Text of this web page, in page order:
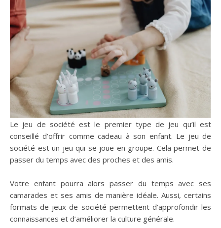
Le jeu de société est le premier type de jeu qu’il est
conseillé d’offrir comme cadeau à son enfant. Le jeu de
société est un jeu qui se joue en groupe. Cela permet de
passer du temps avec des proches et des amis.
Votre enfant pourra alors passer du temps avec ses
camarades et ses amis de manière idéale. Aussi, certains
formats de jeux de société permettent d’approfondir les
connaissances et d’améliorer la culture générale.